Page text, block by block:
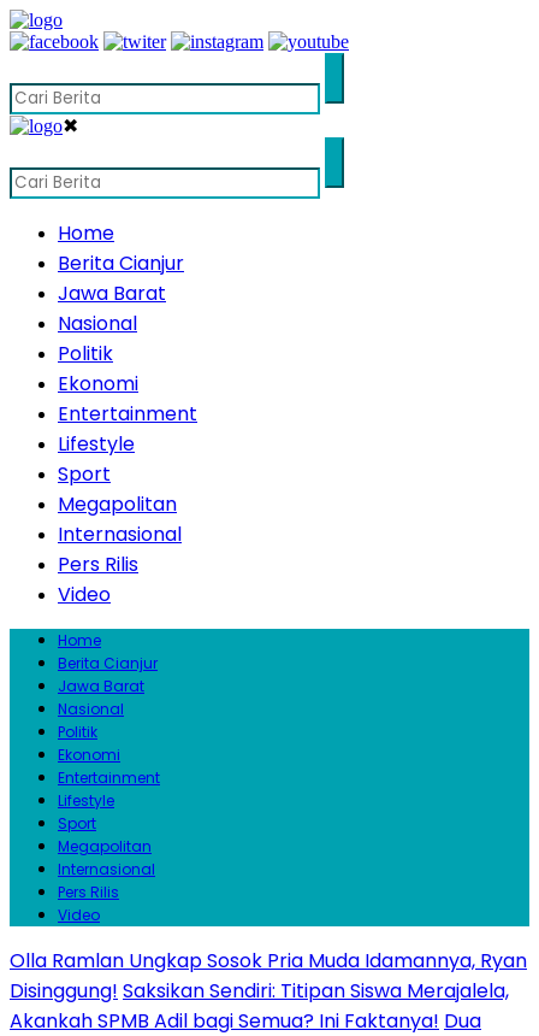
✖
Home
Berita Cianjur
Jawa Barat
Nasional
Politik
Ekonomi
Entertainment
Lifestyle
Sport
Megapolitan
Internasional
Pers Rilis
Video
Home
Berita Cianjur
Jawa Barat
Nasional
Politik
Ekonomi
Entertainment
Lifestyle
Sport
Megapolitan
Internasional
Pers Rilis
Video
Olla Ramlan Ungkap Sosok Pria Muda Idamannya, Ryan
Disinggung! Saksikan Sendiri: Titipan Siswa Merajalela,
Akankah SPMB Adil bagi Semua? Ini Faktanya! Dua